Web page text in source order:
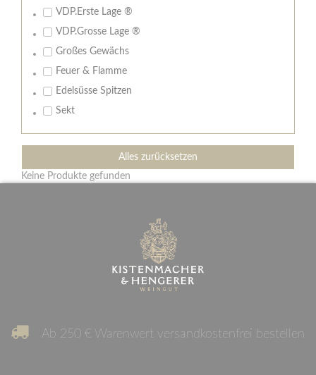
VDP.Erste Lage ®
VDP.Grosse Lage ®
Großes Gewächs
Feuer & Flamme
Edelsüsse Spitzen
Sekt
Alles zurücksetzen
Keine Produkte gefunden
Ab 250 € Warenwert versandkostenfrei bestellen